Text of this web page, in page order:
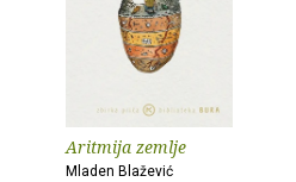
Aritmija zemlje
Mladen Blažević